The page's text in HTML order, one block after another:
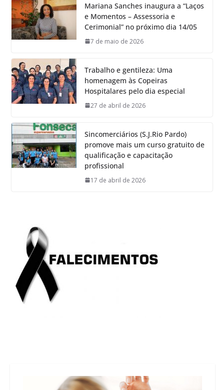
Mariana Sanches inaugura a “Laços
e Momentos – Assessoria e
Cerimonial” no próximo dia 14/05
7 de maio de 2026
Trabalho e gentileza: Uma
homenagem às Copeiras
Hospitalares pelo dia especial
27 de abril de 2026
Sincomerciários (S.J.Rio Pardo)
promove mais um curso gratuito de
qualificação e capacitação
profissional
17 de abril de 2026